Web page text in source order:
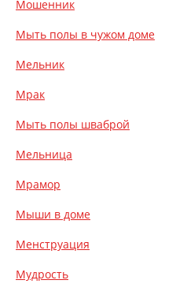
Мошенник
Мыть полы в чужом доме
Мельник
Мрак
Мыть полы шваброй
Мельница
Мрамор
Мыши в доме
Менструация
Мудрость